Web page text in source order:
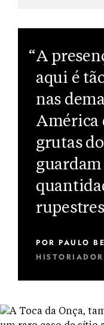
“A
aqui é
nas
América
grutas
POR PAULO
HISTORIADOR